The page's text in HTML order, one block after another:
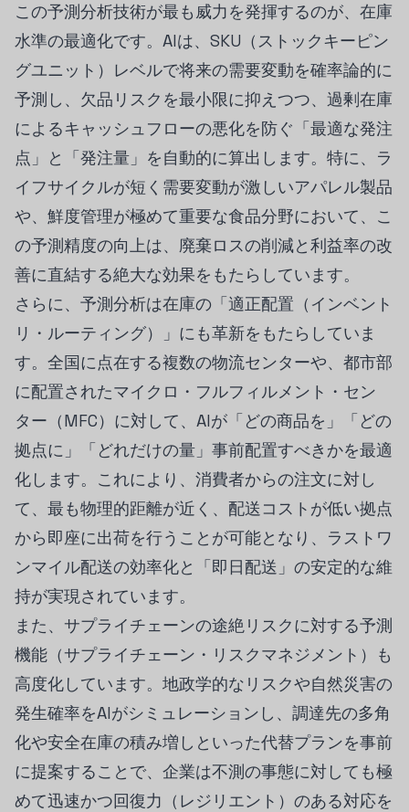
この予測分析技術が最も威力を発揮するのが、在庫
水準の最適化です。AIは、SKU（ストックキーピン
グユニット）レベルで将来の需要変動を確率論的に
予測し、欠品リスクを最小限に抑えつつ、過剰在庫
によるキャッシュフローの悪化を防ぐ「最適な発注
点」と「発注量」を自動的に算出します。特に、ラ
イフサイクルが短く需要変動が激しいアパレル製品
や、鮮度管理が極めて重要な食品分野において、こ
の予測精度の向上は、廃棄ロスの削減と利益率の改
善に直結する絶大な効果をもたらしています。
さらに、予測分析は在庫の「適正配置（インベント
リ・ルーティング）」にも革新をもたらしていま
す。全国に点在する複数の物流センターや、都市部
に配置されたマイクロ・フルフィルメント・セン
ター（MFC）に対して、AIが「どの商品を」「どの
拠点に」「どれだけの量」事前配置すべきかを最適
化します。これにより、消費者からの注文に対し
て、最も物理的距離が近く、配送コストが低い拠点
から即座に出荷を行うことが可能となり、ラストワ
ンマイル配送の効率化と「即日配送」の安定的な維
持が実現されています。
また、サプライチェーンの途絶リスクに対する予測
機能（サプライチェーン・リスクマネジメント）も
高度化しています。地政学的なリスクや自然災害の
発生確率をAIがシミュレーションし、調達先の多角
化や安全在庫の積み増しといった代替プランを事前
に提案することで、企業は不測の事態に対しても極
めて迅速かつ回復力（レジリエント）のある対応を